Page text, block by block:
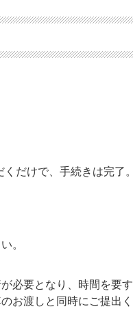
だけで、手続きは完了。
。
必要となり、時間を要す
お渡しと同時にご提出く